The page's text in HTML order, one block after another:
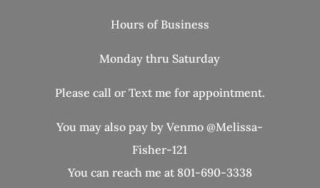
Hours of Business
Monday thru Saturday
Please call or Text me for appointment.
You may also pay by Venmo @Melissa-
Fisher-121
You can reach me at 801-690-3338